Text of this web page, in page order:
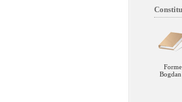
Bogdan